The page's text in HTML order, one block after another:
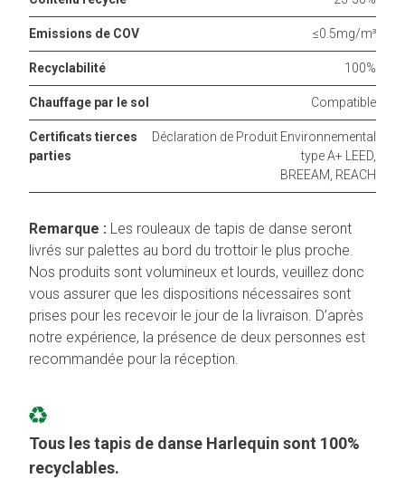
Emissions de COV ≤0.5mg/m³
Recyclabilité 100%
Chauffage par le sol Compatible
Certificats tierces
parties
Déclaration de Produit Environnemental
type A+ LEED,
BREEAM, REACH
Remarque : Les rouleaux de tapis de danse seront
livrés sur palettes au bord du trottoir le plus proche.
Nos produits sont volumineux et lourds, veuillez donc
vous assurer que les dispositions nécessaires sont
prises pour les recevoir le jour de la livraison. D’après
notre expérience, la présence de deux personnes est
recommandée pour la réception.
Tous les tapis de danse Harlequin sont 100%
recyclables.